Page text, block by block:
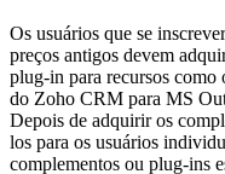
Os usuários que se
preços antigos devem
plug-in para recursos
do Zoho CRM para MS
Depois de adquirir os
los para os usuários
complementos ou plug-ins